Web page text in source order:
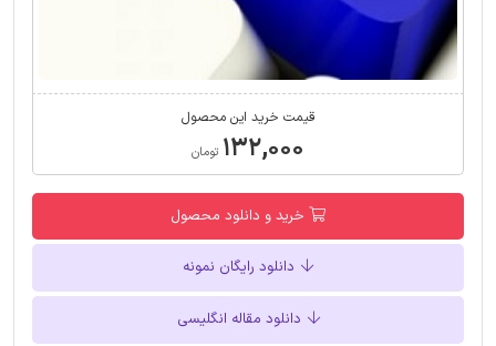
قیمت خرید این محصول
۱۳۲,۰۰۰ تومان
خرید و دانلود محصول
دانلود رایگان نمونه
دانلود مقاله انگلیسی